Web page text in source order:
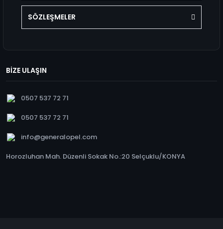
SÖZLEŞMELER
BİZE ULAŞIN
0507 537 72 71
0507 537 72 71
info@generalopel.com
Horozluhan Mah. Düzenli Sokak No.:20 Selçuklu/KONYA